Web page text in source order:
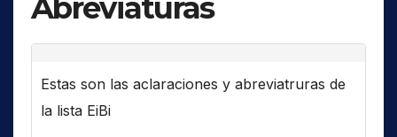
Abreviaturas
Estas son las aclaraciones y abreviatruras de
la lista EiBi